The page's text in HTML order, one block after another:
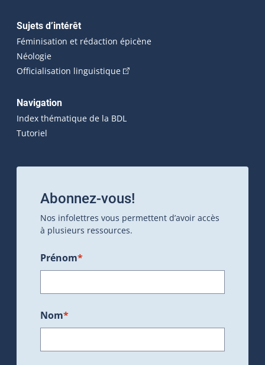
Sujets d’intérêt
Féminisation et rédaction épicène
Néologie
Officialisation linguistique(Cet hyperlien externe s'ouvrira
Navigation
Index thématique de la BDL
Tutoriel
Abonnez-vous!
Nos infolettres vous permettent d’avoir accès
à plusieurs ressources.
Prénom*
Nom*